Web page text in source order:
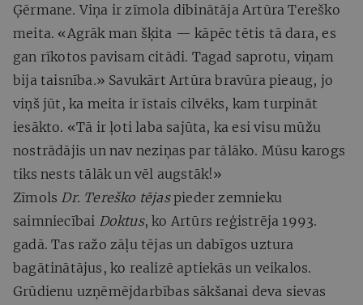
Ģērmane. Viņa ir zīmola dibinātāja Artūra Tereško
meita. «Agrāk man šķita — kāpēc tētis tā dara, es
gan rīkotos pavisam citādi. Tagad saprotu, viņam
bija taisnība.» Savukārt Artūra bravūra pieaug, jo
viņš jūt, ka meita ir īstais cilvēks, kam turpināt
iesākto. «Tā ir ļoti laba sajūta, ka esi visu mūžu
nostrādājis un nav neziņas par tālāko. Mūsu karogs
tiks nests tālāk un vēl augstāk!»
Zīmols Dr. Tereško tējaspieder zemnieku
saimniecībai Doktus, ko Artūrs reģistrēja 1993.
gadā. Tas ražo zāļu tējas un dabīgos uztura
bagātinātājus, ko realizē aptiekās un veikalos.
Grūdienu uzņēmējdarbības sākšanai deva sievas